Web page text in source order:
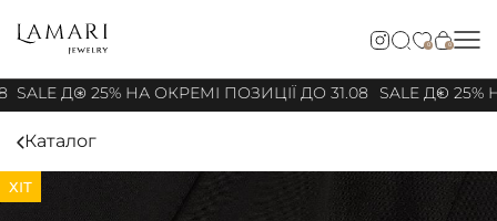
0 0
SALE ДО 25% НА ОКРЕМІ ПОЗИЦІЇ ДО 31.08 SALE ДО 25%
Каталог
ХІТ